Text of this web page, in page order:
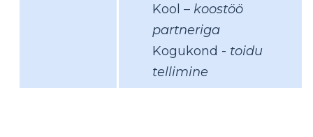
Kool – koostöö
partneriga
Kogukond - toidu
tellimine